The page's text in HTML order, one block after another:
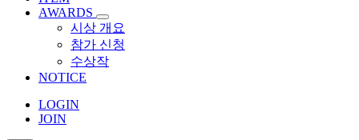
AWARDS
시상 개요
참가 신청
수상작
NOTICE
LOGIN
JOIN